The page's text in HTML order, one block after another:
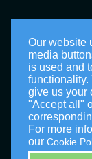
Our website
media
is used and
functionality.
give us your
"Accept all"
For more
our Cookie